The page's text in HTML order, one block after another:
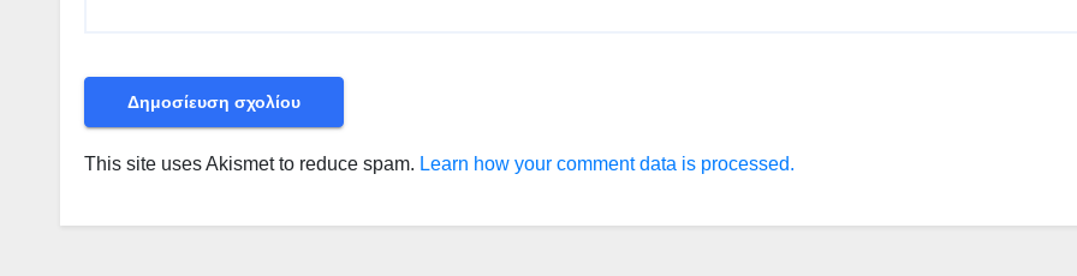
This site uses Akismet to reduce spam. Learn how your comment data is processed.